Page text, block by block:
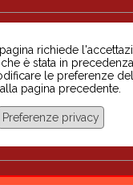
Home Scuola
per le scuole
Docenti
richiede
è stata in precedenza
le preferenze
pagina precedente.
Preferenze privacy